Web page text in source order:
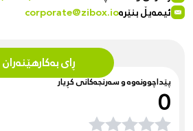
ڕای بەکارهێنەران
پێداچوونەوە و سەرنجەکانی کڕیار
0
ئیمەیڵ بنێرەcorporate@zibox.io